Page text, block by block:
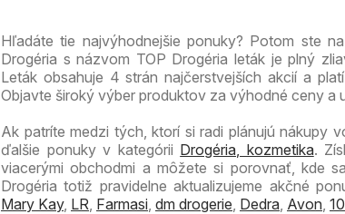
Hľadáte tie najvýhodnejšie ponuky? Potom ste
Drogéria s názvom TOP Drogéria leták je plný
Leták obsahuje 4 strán najčerstvejších akcií a
Objavte široký výber produktov za výhodné ceny a
Ak patríte medzi tých, ktorí si radi plánujú nákupy
ďalšie ponuky v kategórii Drogéria, kozmetika.
viacerými obchodmi a môžete si porovnať, kde
Drogéria totiž pravidelne aktualizujeme akčné
Mary Kay, LR Farmasi dm drogerie Dedra Avon